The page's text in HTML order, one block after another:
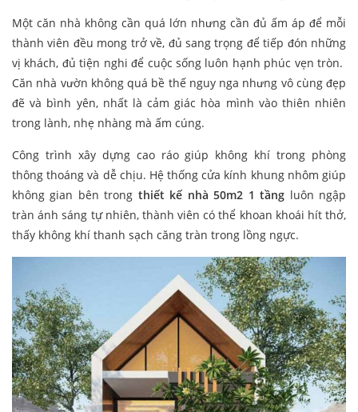
Một căn nhà không cần quá lớn nhưng cần đủ ấm áp để mỗi
thành viên đều mong trở về, đủ sang trọng để tiếp đón những
vị khách, đủ tiện nghi để cuộc sống luôn hạnh phúc vẹn tròn.
Căn nhà vườn không quá bề thế nguy nga nhưng vô cùng đẹp
đẽ và bình yên, nhất là cảm giác hòa mình vào thiên nhiên
trong lành, nhẹ nhàng mà ấm cúng.
Công trình xây dựng cao ráo giúp không khí trong phòng
thông thoáng và dễ chịu. Hệ thống cửa kính khung nhôm giúp
không gian bên trong thiết kế nhà 50m2 1 tầng luôn ngập
tràn ánh sáng tự nhiên, thành viên có thể khoan khoái hít thở,
thấy không khí thanh sạch căng tràn trong lồng ngực.